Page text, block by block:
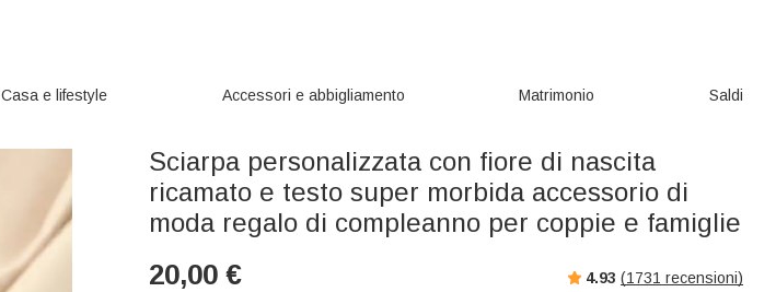
Casa e lifestyle Accessori e abbigliamento Matrimonio Saldi
Sciarpa personalizzata con fiore di nascita
ricamato e testo super morbida accessorio di
moda regalo di compleanno per coppie e famiglie
20,00 € 4.93 (1731 recensioni)